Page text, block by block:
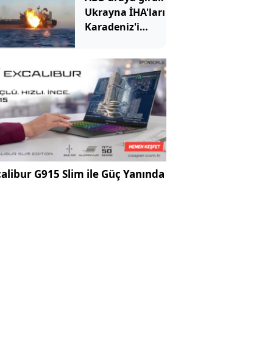
toprak
koparıyor
Ukrayna İHA'ları
Karadeniz'i
G915 Slim ile Güç Yanında